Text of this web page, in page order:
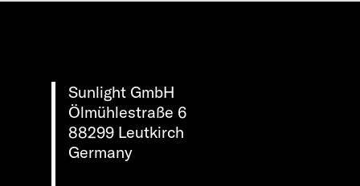
Sunlight GmbH
Ölmühlestraße 6
88299 Leutkirch
Germany